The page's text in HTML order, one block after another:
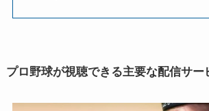
プロ野球が視聴できる主要な配信サー